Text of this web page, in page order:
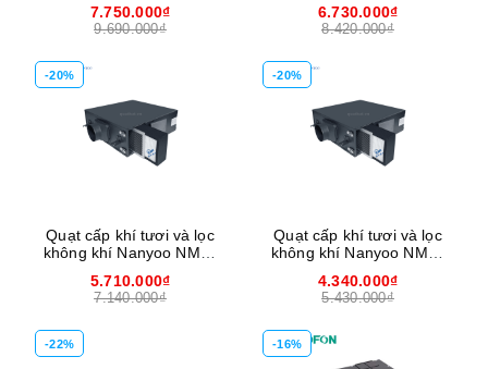
7.750.000₫
9.690.000₫
6.730.000₫
8.420.000₫
-20%
Quạt cấp khí tươi và lọc
không khí Nanyoo NMD-
5.710.000₫
7.140.000₫
-20%
Quạt cấp khí tươi và lọc
không khí Nanyoo NMD-
4.340.000₫
5.430.000₫
-22% -16%